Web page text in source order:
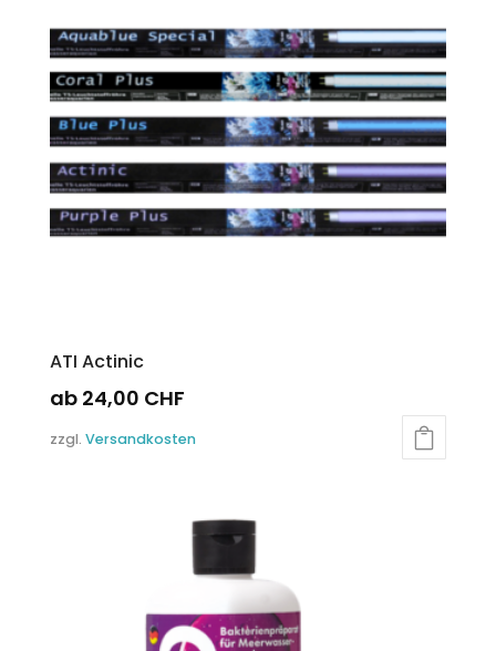
Optionen
können
auf
der
Produktseite
gewählt
werden
ATI Actinic
ab 24,00 CHF
Produkt
zzgl. Versandkosten